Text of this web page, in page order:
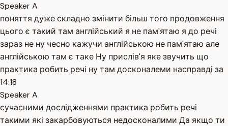
Speaker A
поняття дуже складно змінити більш того продовження
цього є такий там англійський я не пам'ятаю я до речі
зараз не ну чесно кажучи англійською не пам'ятаю але
англійською там є таке Ну прислів'я яке звучить що
практика робить речі ну там досконалеми насправді за
14:18
Speaker A
сучасними дослідженнями практика робить речі
такими які закарбовуються недосконалими Да якщо ти